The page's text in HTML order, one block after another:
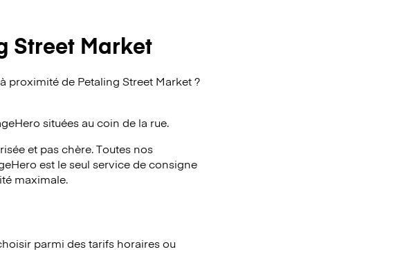
Street Market
proximité de Petaling Street Market ?
situées au coin de la rue.
et pas chère. Toutes nos
est le seul service de consigne
maximale.
parmi des tarifs horaires ou